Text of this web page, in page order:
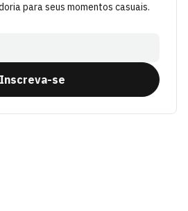
para seus momentos casuais.
Inscreva-se